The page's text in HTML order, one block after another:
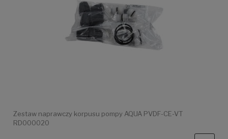
Zestaw naprawczy korpusu pompy AQUA PVDF-CE-VT
RD000020